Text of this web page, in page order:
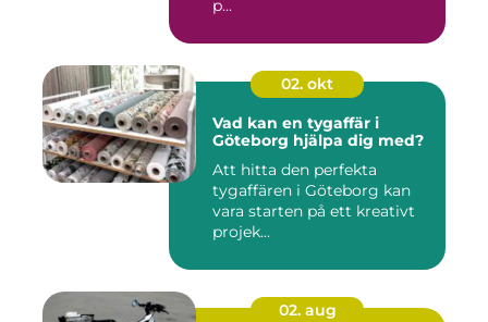
p...
02. okt
Vad kan en tygaffär i
Göteborg hjälpa dig med?
Att hitta den perfekta
tygaffären i Göteborg kan
vara starten på ett kreativt
projek...
02. aug